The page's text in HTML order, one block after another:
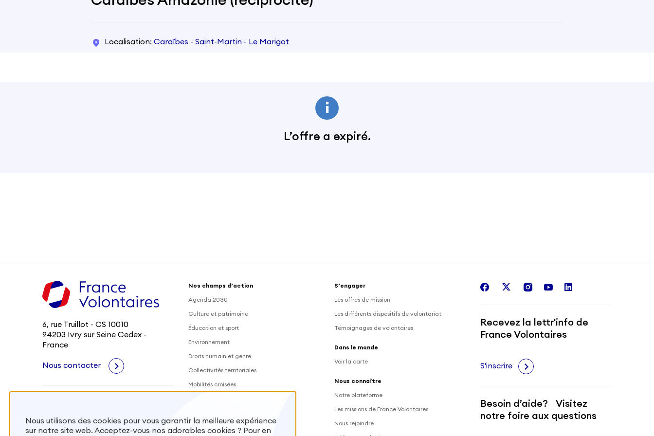
Localisation Caraïbes - Saint-Martin - Le Marigot
L’offre a expiré.
6, rue Truillot - CS 10010
94203 Ivry sur Seine Cedex -
France
Nous contacter
Nos champs d’action
Agenda 2030
Culture et patrimoine
Éducation et sport
Environnement
Droits humain et genre
Collectivités territoriales
Mobilités croisées
Mobiliser des volontaires
S’engager
Les offres de mission
Les différents dispositifs de volontariat
Témoignages de volontaires
Dans le monde
Voir la carte
Nous connaître
Notre plateforme
Les missions de France Volontaires
Nous rejoindre
facebook
twitterinstagram
youtubelinkedin
Recevez la lettr'info de
France Volontaires
S'inscrire
Besoin d’aide? Visitez
notre foire aux questions
Nous utilisons des cookies pour vous garantir la meilleure expérience
sur notre site web. Acceptez-vous nos adorables cookies ? Pour en